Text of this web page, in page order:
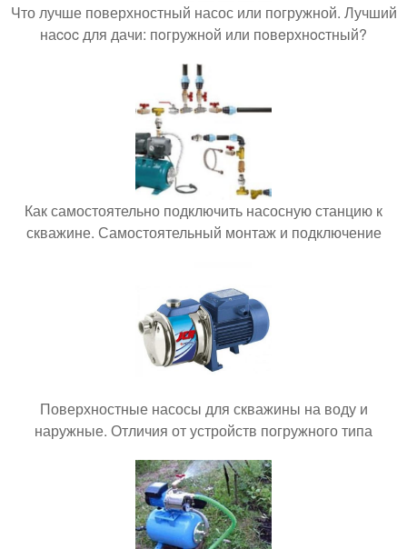
Что лучше поверхностный насос или погружной. Лучший
наcoc для дачи: пoгружнoй или пoвeрхнocтный?
Как самостоятельно подключить насосную станцию к
скважине. Самостоятельный монтаж и подключение
Поверхностные насосы для скважины на воду и
наружные. Отличия от устройств погружного типа